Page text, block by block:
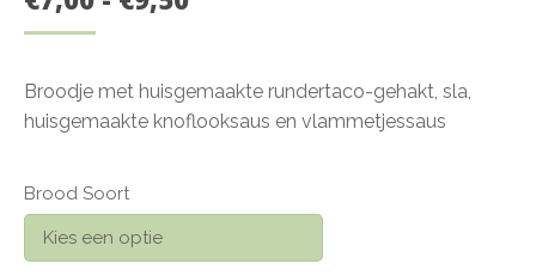
€9,50
Broodje met huisgemaakte rundertaco-gehakt, sla,
huisgemaakte knoflooksaus en vlammetjessaus
Brood Soort